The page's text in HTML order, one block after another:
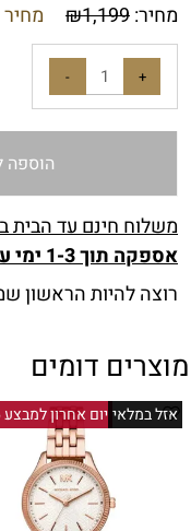
מחיר: ₪1,199
הוספה
משלוח חינם עד הבית
אספקה תוך 1-3 ימי עסקים
רוצה להיות הראשון
מוצרים דומים
יום אחרון למבצע 9/8/26אזל במלאי